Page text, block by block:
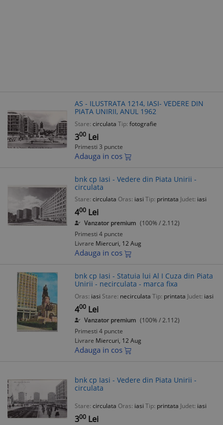
AS - ILUSTRATA 1214, IASI- VEDERE DIN
PIATA UNIRII, ANUL 1962
Stare: circulata Tip: fotografie
300 Lei
Primesti 3 puncte
Adauga in cos
bnk cp Iasi - Vedere din Piata Unirii -
circulata
Stare: circulata Oras: iasi Tip: printata Judet: iasi
400 Lei
Vanzator premium (100% / 2.112)
Primesti 4 puncte
Livrare Miercuri, 12 Aug
Adauga in cos
bnk cp Iasi - Statuia lui Al I Cuza din Piata
Unirii - necirculata - marca fixa
Oras: iasi Stare: necirculata Tip: printata Judet: iasi
400 Lei
Vanzator premium (100% / 2.112)
Primesti 4 puncte
Livrare Miercuri, 12 Aug
Adauga in cos
bnk cp Iasi - Vedere din Piata Unirii -
circulata
Stare: circulata Oras: iasi Tip: printata Judet: iasi
300 Lei